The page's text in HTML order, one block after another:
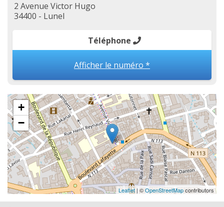
2 Avenue Victor Hugo
34400 - Lunel
Téléphone
Afficher le numéro *
+
−
Leaflet | ©OpenStreetMapcontributors